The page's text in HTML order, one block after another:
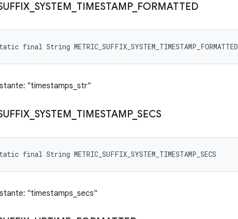
SYSTEM TIMESTAMP_ FORMATTED
final String METRIC_SUFFIX_SYSTEM_TIMESTAMP_FORMATTED
"timestamps_str"
SYSTEM TIMESTAMP_ SECS
final String METRIC_SUFFIX_SYSTEM_TIMESTAMP_SECS
"timestamps_secs"